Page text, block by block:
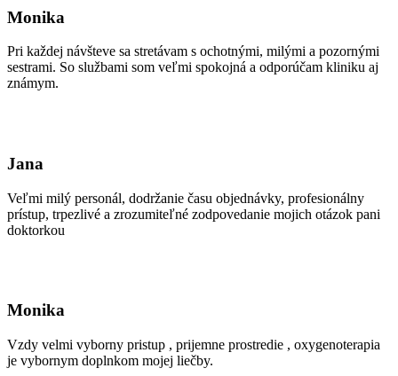
Monika
Pri každej návšteve sa stretávam s ochotnými, milými a pozornými
sestrami. So službami som veľmi spokojná a odporúčam kliniku aj
známym.
Jana
Veľmi milý personál, dodržanie času objednávky, profesionálny
prístup, trpezlivé a zrozumiteľné zodpovedanie mojich otázok pani
doktorkou
Monika
Vzdy velmi vyborny pristup , prijemne prostredie , oxygenoterapia
je vybornym doplnkom mojej liečby.